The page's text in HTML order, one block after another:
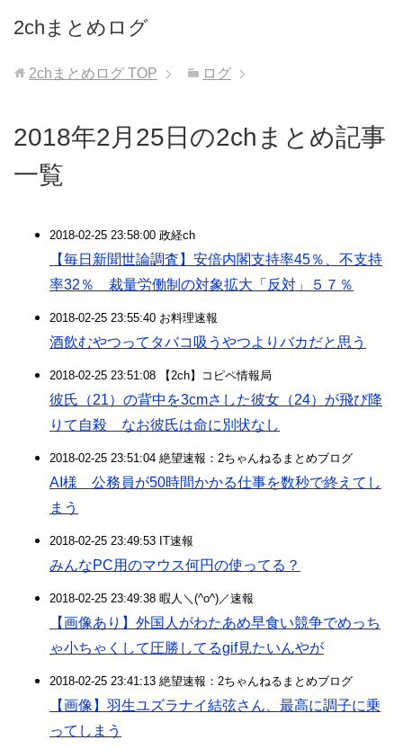
2chまとめログ
2chまとめログ TOP ログ
2018年2月25日の2chまとめ記事
一覧
2018-02-25 23:58:00 政経ch
【毎日新聞世論調査】安倍内閣支持率45％、不支持
率32％ 裁量労働制の対象拡大「反対」５７％
2018-02-25 23:55:40 お料理速報
酒飲むやつってタバコ吸うやつよりバカだと思う
2018-02-25 23:51:08 【2ch】コピペ情報局
彼氏（21）の背中を3cmさした彼女（24）が飛び降
りて自殺 なお彼氏は命に別状なし
2018-02-25 23:51:04 絶望速報：2ちゃんねるまとめブログ
AI様 公務員が50時間かかる仕事を数秒で終えてし
まう
2018-02-25 23:49:53 IT速報
みんなPC用のマウス何円の使ってる？
2018-02-25 23:49:38 暇人＼(^o^)／速報
【画像あり】外国人がわたあめ早食い競争でめっち
ゃ小ちゃくして圧勝してるgif見たいんやが
2018-02-25 23:41:13 絶望速報：2ちゃんねるまとめブログ
【画像】羽生ユズラナイ結弦さん、最高に調子に乗
ってしまう